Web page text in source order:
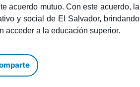
acuerdo mutuo. Con este acuerdo, la
y social de El Salvador, brindando
acceder a la educación superior.